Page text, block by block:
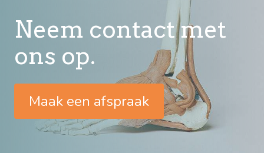
Neem contact met
ons op.
Maak een afspraak